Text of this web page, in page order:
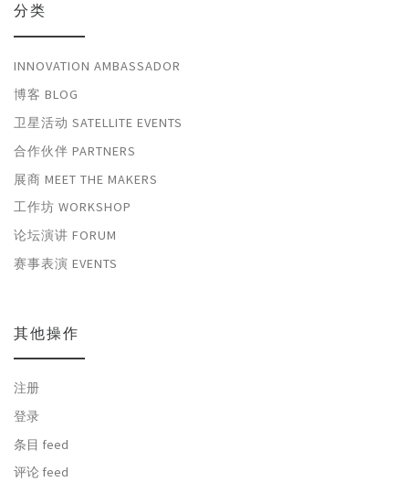
分类
INNOVATION AMBASSADOR
博客 BLOG
卫星活动 SATELLITE EVENTS
合作伙伴 PARTNERS
展商 MEET THE MAKERS
工作坊 WORKSHOP
论坛演讲 FORUM
赛事表演 EVENTS
其他操作
注册
登录
条目 feed
评论 feed